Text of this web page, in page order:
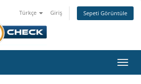
Türkçe Giriş Sepeti Görüntüle